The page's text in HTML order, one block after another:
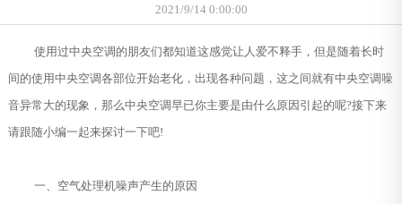
2021/9/14 0:00:00
使用过中央空调的朋友们都知道这感觉让人爱不释手，但是随着长时
间的使用中央空调各部位开始老化，出现各种问题，这之间就有中央空调噪
音异常大的现象，那么中央空调早已你主要是由什么原因引起的呢?接下来
请跟随小编一起来探讨一下吧!
一、空气处理机噪声产生的原因